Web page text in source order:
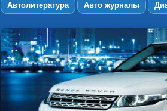
Автолитература Авто журналы